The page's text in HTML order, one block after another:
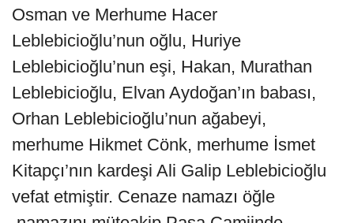
Osman ve Merhume Hacer
Leblebicioğlu’nun oğlu, Huriye
Leblebicioğlu’nun eşi, Hakan, Murathan
Leblebicioğlu, Elvan Aydoğan’ın babası,
Orhan Leblebicioğlu’nun ağabeyi,
merhume Hikmet Cönk, merhume İsmet
Kitapçı’nın kardeşi Ali Galip Leblebicioğlu
vefat etmiştir. Cenaze namazı öğle